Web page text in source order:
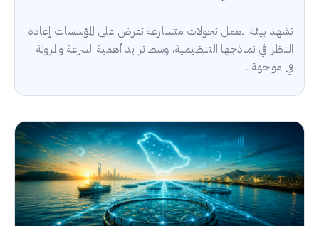
تشهد بيئة العمل تحولات متسارعة تفرض على المؤسسات إعادة
النظر في نماذجها التنظيمية، وسط تزايد أهمية السرعة والمرونة
في مواجهة...